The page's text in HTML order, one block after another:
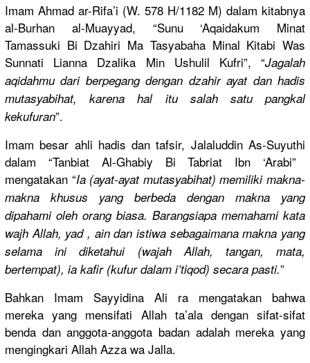
Imam Ahmad ar-Rifa’i (W. 578 H/1182 M) dalam kitabnya
al-Burhan al-Muayyad, “Sunu ‘Aqaidakum Minat
Tamassuki Bi Dzahiri Ma Tasyabaha Minal Kitabi Was
Sunnati Lianna Dzalika Min Ushulil Kufri”, “Jagalah
aqidahmu dari berpegang dengan dzahir ayat dan hadis
mutasyabihat, karena hal itu salah satu pangkal
kekufuran”.
Imam besar ahli hadis dan tafsir, JalaluddinAs-Suyuthi
dalam “Tanbiat Al-Ghabiy Bi Tabriat Ibn ‘Arabi”
mengatakan “Ia (ayat-ayatmutasyabihat) memiliki makna-
makna khusus yang berbeda dengan makna yang
dipahami oleh orang biasa. Barangsiapa memahami kata
wajh Allah, yad , ain dan istiwa sebagaimana makna yang
selama ini diketahui (wajah Allah, tangan, mata,
bertempat), ia kafir (kufur dalam i’tiqod) secara pasti.”
Bahkan Imam Sayyidina Ali ra mengatakan bahwa
mereka yang mensifati Allah ta’ala dengan sifat-sifat
benda dan anggota-anggota badan adalah mereka yang
mengingkari Allah Azza wa Jalla.